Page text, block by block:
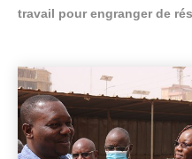
travail pour engranger de